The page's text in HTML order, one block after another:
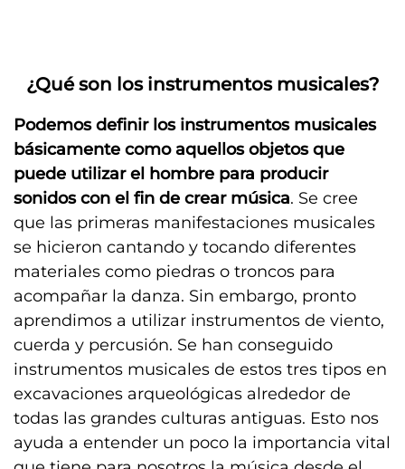
¿Qué son los instrumentos musicales?
Podemos definir los instrumentos musicales
básicamente como aquellos objetos que
puede utilizar el hombre para producir
sonidos con el fin de crear música. Se cree
que las primeras manifestaciones musicales
se hicieron cantando y tocando diferentes
materiales como piedras o troncos para
acompañar la danza. Sin embargo, pronto
aprendimos a utilizar instrumentos de viento,
cuerda y percusión. Se han conseguido
instrumentos musicales de estos tres tipos en
excavaciones arqueológicas alrededor de
todas las grandes culturas antiguas. Esto nos
ayuda a entender un poco la importancia vital